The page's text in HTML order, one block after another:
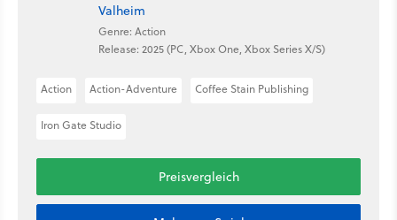
Valheim
Genre: Action
Release: 2025 (PC, Xbox One, Xbox Series X/S)
Action Action-Adventure Coffee Stain Publishing
Iron Gate Studio
Preisvergleich